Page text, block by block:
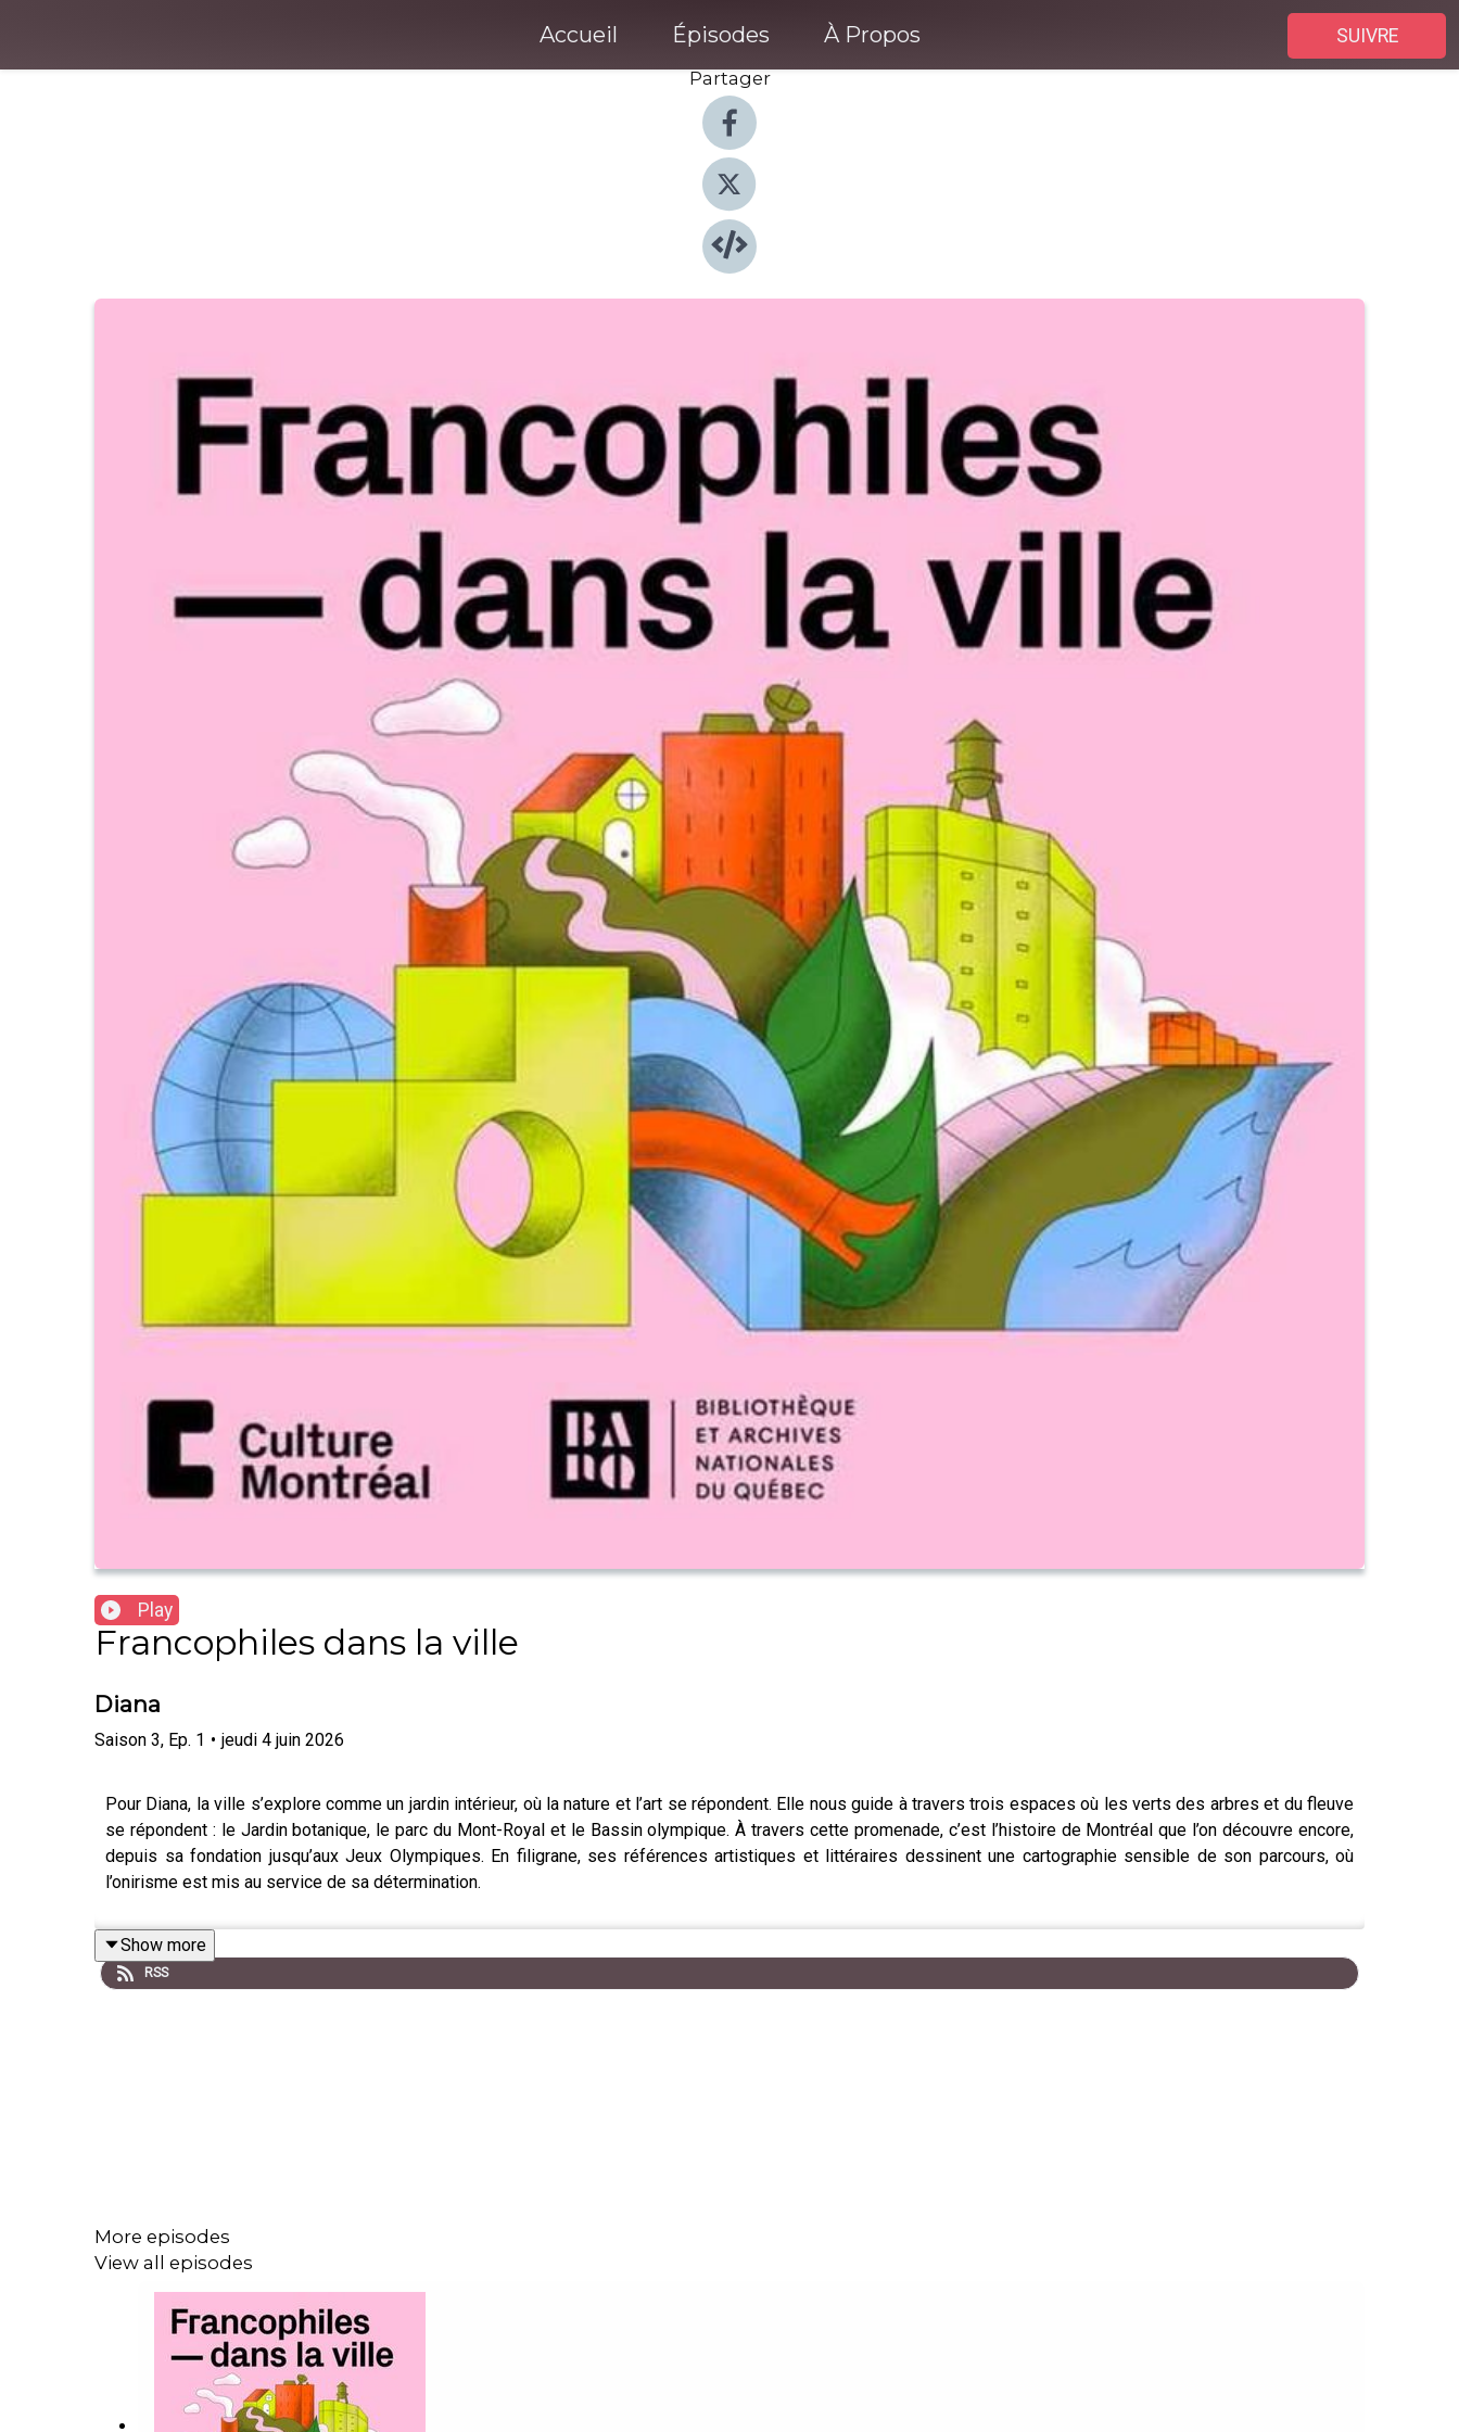
Accueil Épisodes À Propos
SUIVRE
Partager
Play
Francophiles dans la ville
Diana
Saison 3, Ep. 1 • jeudi 4 juin 2026
Pour Diana, la ville s’explore comme un jardin intérieur, où la nature et l’art se répondent. Elle nous guide à travers trois espaces où les verts des arbres et du fleuve
se répondent : le Jardin botanique, le parc du Mont-Royal et le Bassin olympique. À travers cette promenade, c’est l’histoire de Montréal que l’on découvre encore,
depuis sa fondation jusqu’aux Jeux Olympiques. En filigrane, ses références artistiques et littéraires dessinent une cartographie sensible de son parcours, où
l’onirisme est mis au service de sa détermination.
Show more
RSS
More episodes
View all episodes